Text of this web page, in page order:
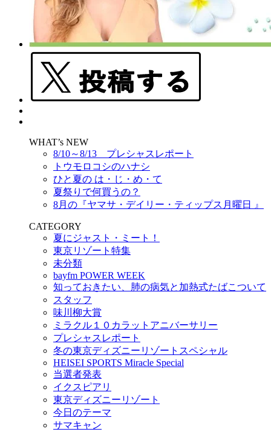
WHAT’s NEW
8/10～8/13 プレシャスレポート
トウモロコシのハナシ
ひと夏の は・じ・め・て
夏祭りで何買うの？
8月の『ヤマサ・デイリー・ティップス月曜日 』
CATEGORY
夏にジャスト・ミート！
東京リゾート特集
未分類
bayfm POWER WEEK
知っておきたい、肺の病気と加熱式たばこついて
スタッフ
味川柳大賞
ミラクル１０カラットアニバーサリー
プレシャスレポート
冬の東京ディズニーリゾートスペシャル
HEISEI SPORTS Miracle Special
当選者発表
イクスピアリ
東京ディズニーリゾート
今日のテーマ
サマキャン